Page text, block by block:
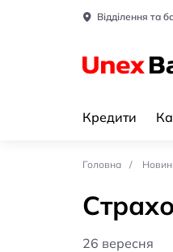
Відділення та
Кредити
Головна
26 вересня